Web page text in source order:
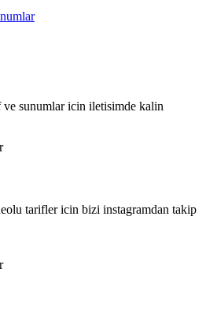
sunumlar icin iletisimde kalin
tarifler icin bizi instagramdan takip